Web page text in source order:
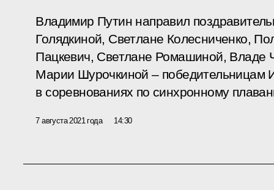
Владимир Путин направил
Голядкиной, Светлане Колесниченко,
Пацкевич, Светлане Ромашиной, Владе
Марии Шурочкиной – победительницам
в соревнованиях по синхронному
7 августа 2021 года 14:30